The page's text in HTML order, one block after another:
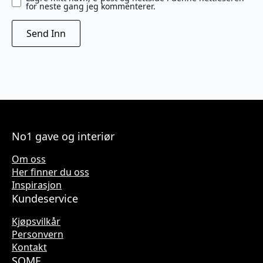
for neste gang jeg kommenterer.
No1 gave og interiør
Om oss
Her finner du oss
Inspirasjon
Kundeservice
Kjøpsvilkår
Personvern
Kontakt